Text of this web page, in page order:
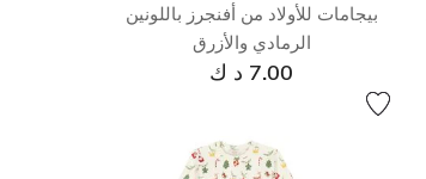
بيجامات للأولاد من أفنجرز باللونين
الرمادي والأزرق
7.00 د ك